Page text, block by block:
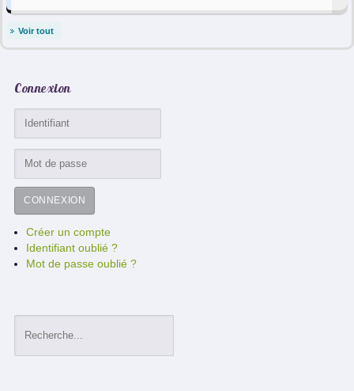
Voir tout
Connexion
CONNEXION
Créer un compte
Identifiant oublié ?
Mot de passe oublié ?